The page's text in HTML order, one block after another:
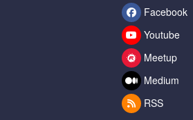
Facebook
Youtube
Meetup
Medium
RSS